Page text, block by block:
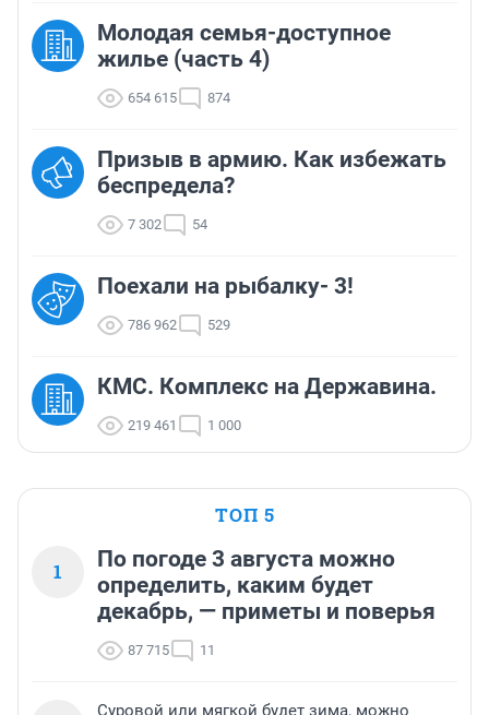
Молодая семья-доступное
жилье (часть 4)
654 615 874
Призыв в армию. Как избежать
беспредела?
7 302 54
Поехали на рыбалку- 3!
786 962 529
КМС. Комплекс на Державина.
219 461 1 000
ТОП 5
1
По погоде 3 августа можно
определить, каким будет
декабрь, — приметы и поверья
87 715 11
Суровой или мягкой будет зима, можно